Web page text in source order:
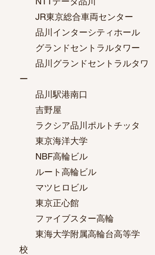
JR東京総合車両センター
品川インターシティホール
グランドセントラルタワー
品川グランドセントラルタワ
ー
品川駅港南口
吉野屋
ラクシア品川ポルトチッタ
東京海洋大学
NBF高輪ビル
ルート高輪ビル
マツヒロビル
東京正心館
ファイブスター高輪
東海大学附属高輪台高等学
校